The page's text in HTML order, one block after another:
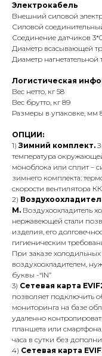
Электрокабель
Внешний силовой
Силовой соединительный
Соединение датчиков
Диаметр всасывающей
Диаметр
Логистическая
Вес нетто, кг 58
Вес брутто, кг 89
Размеры в упаковке, мм
ОПЦИИ:
1) Зимний комплект.
температура
моноблока или сплит –
зимнего комплекта:
скорости вентилятора
2)
М. Воздухоохладитель
нержавеющей стали
изделия, его
гигиеническим
При заказе
воздухоохладителем,
буквы -“IN”
3) Сетевая карта
позволяет подключить
мониторинга на базе
удаленно
планшета или
часа в сутки без
4) Сетевая карта